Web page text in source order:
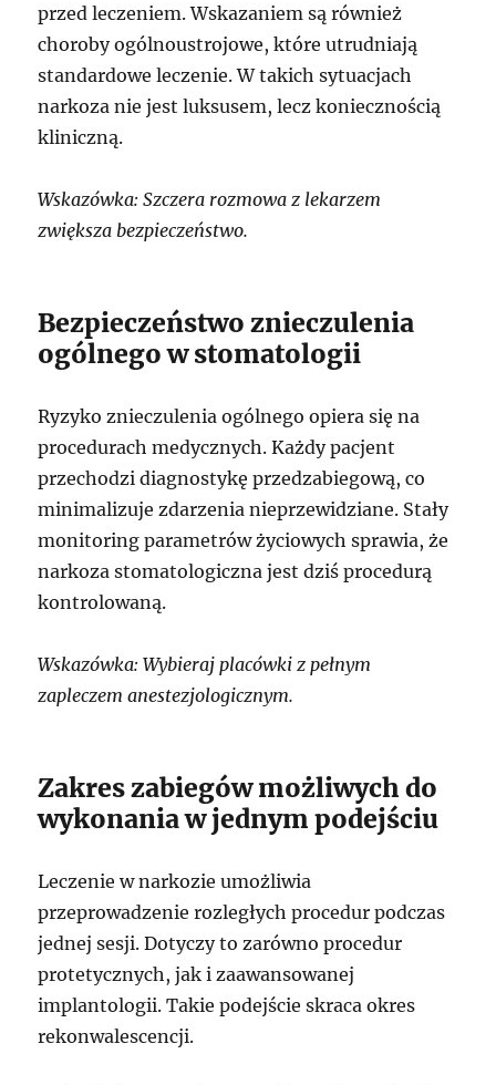
przed leczeniem. Wskazaniem są również
choroby ogólnoustrojowe, które utrudniają
standardowe leczenie. W takich sytuacjach
narkoza nie jest luksusem, lecz koniecznością
kliniczną.
Wskazówka: Szczera rozmowa z lekarzem
zwiększa bezpieczeństwo.
Bezpieczeństwo znieczulenia
ogólnego w stomatologii
Ryzyko znieczulenia ogólnego opiera się na
procedurach medycznych. Każdy pacjent
przechodzi diagnostykę przedzabiegową, co
minimalizuje zdarzenia nieprzewidziane. Stały
monitoring parametrów życiowych sprawia, że
narkoza stomatologiczna jest dziś procedurą
kontrolowaną.
Wskazówka: Wybieraj placówki z pełnym
zapleczem anestezjologicznym.
Zakres zabiegów możliwych do
wykonania w jednym podejściu
Leczenie w narkozie umożliwia
przeprowadzenie rozległych procedur podczas
jednej sesji. Dotyczy to zarówno procedur
protetycznych, jak i zaawansowanej
implantologii. Takie podejście skraca okres
rekonwalescencji.